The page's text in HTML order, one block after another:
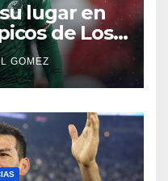
lugar en
de Los
GOMEZ